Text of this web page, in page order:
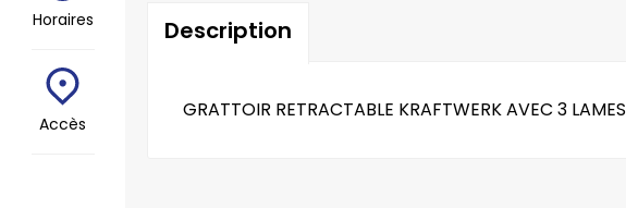
Description
GRATTOIR RETRACTABLE KRAFTWERK AVEC 3 LAMES
Horaires
Accès